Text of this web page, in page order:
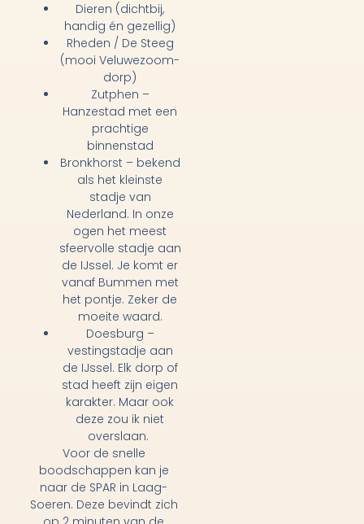
Dieren (dichtbij,
handig én gezellig)
Rheden / De Steeg
(mooi Veluwezoom-
dorp)
Zutphen –
Hanzestad met een
prachtige
binnenstad
Bronkhorst – bekend
als het kleinste
stadje van
Nederland. In onze
ogen het meest
sfeervolle stadje aan
de IJssel. Je komt er
vanaf Bummen met
het pontje. Zeker de
moeite waard.
Doesburg –
vestingstadje aan
de IJssel. Elk dorp of
stad heeft zijn eigen
karakter. Maar ook
deze zou ik niet
overslaan.
Voor de snelle
boodschappen kan je
naar de SPAR in Laag-
Soeren. Deze bevindt zich